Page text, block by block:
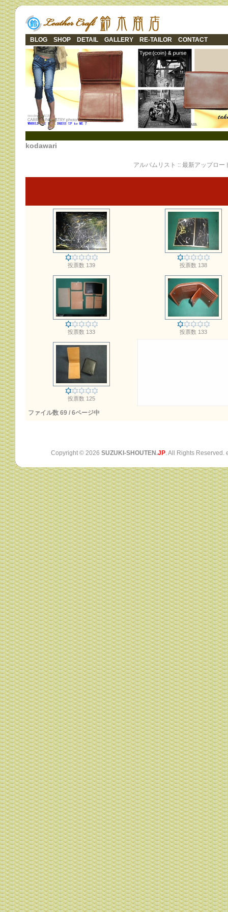
BLOG SHOP DETAIL GALLERY RE-TAILOR CONTACT
kodawari
アルバムリスト :: 最新アップロー
投票数 139 投票数 138
投票数 133 投票数 133
投票数 125
ファイル数 69 / 6ページ中
Copyright © 2026 SUZUKI-SHOUTEN.JP. All Rights Reserved.